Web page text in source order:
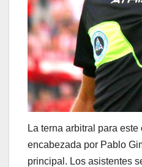
La terna arbitral para
encabezada por Pablo
principal. Los asistentes